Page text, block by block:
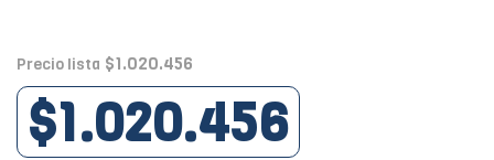
Precio lista $1.020.456
$1.020.456